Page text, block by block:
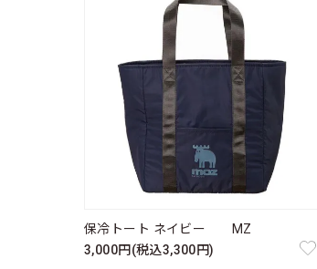
保冷トート ネイビー MZ
3,000円(税込3,300円)